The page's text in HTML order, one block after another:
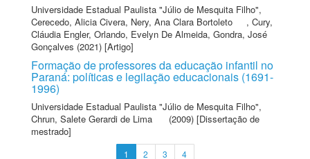
Universidade Estadual Paulista "Júlio de Mesquita Filho",
Cerecedo, Alicia Civera, Nery, Ana Clara Bortoleto , Cury,
Cláudia Engler, Orlando, Evelyn De Almeida, Gondra, José
Gonçalves (2021) [Artigo]
Formação de professores da educação infantil no
Paraná: políticas e legilação educacionais (1691-
1996)
Universidade Estadual Paulista "Júlio de Mesquita Filho",
Chrun, Salete Gerardi de Lima
(2009) [Dissertação de
mestrado]
1 2 3 4